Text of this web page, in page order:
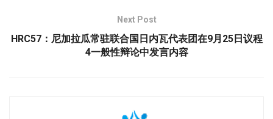
Next Post
HRC57：尼加拉瓜常驻联合国日内瓦代表团在9月25日议程
4一般性辩论中发言内容